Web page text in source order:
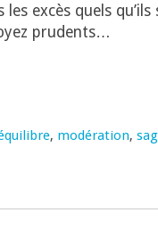
excès quels qu’ils
prudents…
, modération,